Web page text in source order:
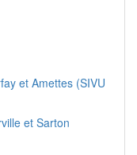
et Amettes (SIVU
et Sarton